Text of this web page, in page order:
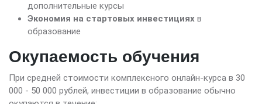
дополнительные курсы
Экономия на стартовых инвестициях в
образование
Окупаемость обучения
При средней стоимости комплексного онлайн-курса в 30
000 - 50 000 рублей, инвестиции в образование обычно